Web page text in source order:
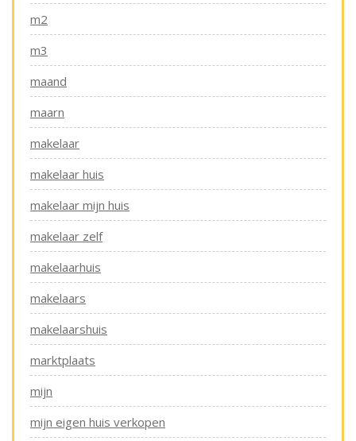
m2
m3
maand
maarn
makelaar
makelaar huis
makelaar mijn huis
makelaar zelf
makelaarhuis
makelaars
makelaarshuis
marktplaats
mijn
mijn eigen huis verkopen